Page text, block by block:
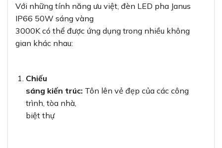
Với những tính năng ưu việt, đèn LED pha Janus
IP66 50W sáng vàng
3000K có thể được ứng dụng trong nhiều không
gian khác nhau:
Chiếu
sáng kiến trúc: Tôn lên vẻ đẹp của các công
trình, tòa nhà,
biệt thự